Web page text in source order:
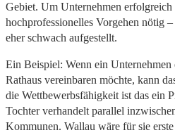
Gebiet. Um Unternehmen erfolgreich
hochprofessionelles Vorgehen nötig
eher schwach aufgestellt.
Ein Beispiel: Wenn ein
Rathaus vereinbaren möchte, kann
die Wettbewerbsfähigkeit ist das ein
Tochter verhandelt parallel
Kommunen. Wallau wäre für sie